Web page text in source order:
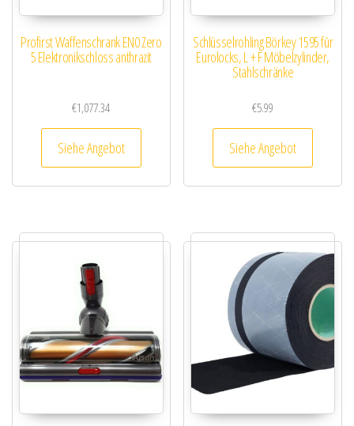
Profirst Waffenschrank EN0 Zero
5 Elektronikschloss anthrazit
€1,077.34
Siehe Angebot
Schlüsselrohling Börkey 1595 für
Eurolocks, L + F Möbelzylinder,
Stahlschränke
€5.99
Siehe Angebot